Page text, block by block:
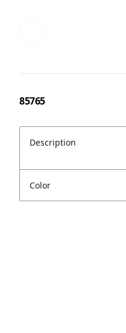
85765
Description
Color